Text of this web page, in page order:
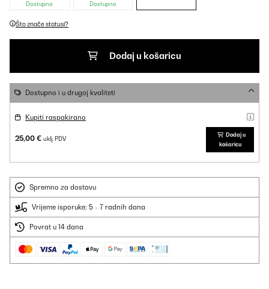
Dostupno Dostupno
Što znače statusi?
Dodaj u košaricu
Dostupno i u drugoj kvaliteti
Kupiti raspakirano
25,00 € uklj. PDV
Dodaj u
košaricu
Spremno za dostavu
Vrijeme isporuke: 5 - 7 radnih dana
Povrat u 14 dana